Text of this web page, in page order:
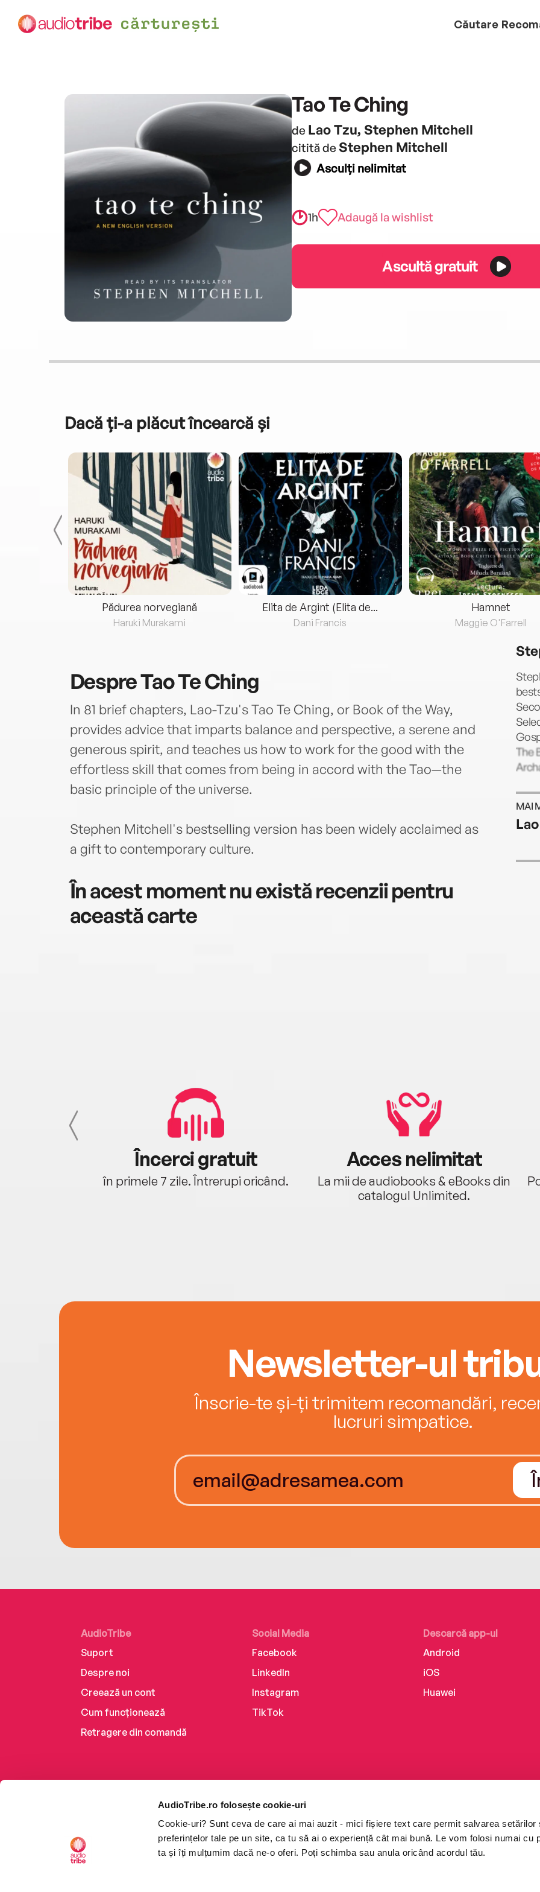
AudioTribe.ro folosește cookie-uri
Cookie-uri? Sunt ceva de care ai mai auzit - mici fișiere text care permit salvarea setărilor
preferințelor tale pe un site, ca tu să ai o experiență cât mai bună. Le vom folosi numai cu
ta și îți mulțumim dacă ne-o oferi. Poți schimba sau anula oricând acordul tău.
Căutare
Tao Te Ching
de Lao Tzu, Stephen Mitchell
citită de Stephen Mitchell
Asculți nelimitat
1h Adaugă la wishlist
Ascultă gratuit
Dacă ți-a plăcut încearcă și
Pădurea norvegiană
Haruki Murakami
Elita de Argint (Elita de...
Dani Francis
Hamnet
Maggie O'Farrell
DespreTao Te Ching
In 81 brief chapters, Lao-Tzu's Tao Te Ching, or Book of the Way,
provides advice that imparts balance and perspective, a serene and
generous spirit, and teaches us how to work for the good with the
effortless skill that comes from being in accord with the Tao—the
basic principle of the universe.
Stephen Mitchell's bestselling version has been widely acclaimed as
a gift to contemporary culture.
În acest moment nu există recenzii pentru
această carte
The
MAI
Încerci gratuit
în primele 7 zile. Întrerupi oricând.
Acces nelimitat
La mii de audiobooks & eBooks din
catalogul Unlimited.
Newsletter-ul
Înscrie-te și-ți trimitem recomandări,
lucruri simpatice.
AudioTribe
Suport
Despre noi
Creează un cont
Cum funcționează
Retragere din comandă
Social Media
Facebook
LinkedIn
Instagram
TikTok
Descarcă app-ul
Android
iOS
Huawei